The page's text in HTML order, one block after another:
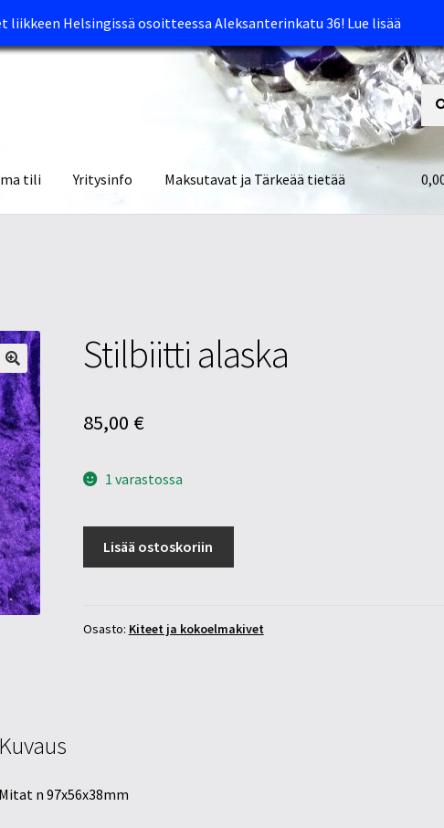
liikkeen Helsingissä osoitteessa Aleksanterinkatu 36! Lue lisää
Etsi:
Haku
tili Yritysinfo Maksutavat ja Tärkeää tietää
Stilbiitti alaska
85,00 €
1 varastossa
Lisää ostoskoriin
Osasto: Kiteet ja kokoelmakivet
Kuvaus
Mitat n 97x56x38mm